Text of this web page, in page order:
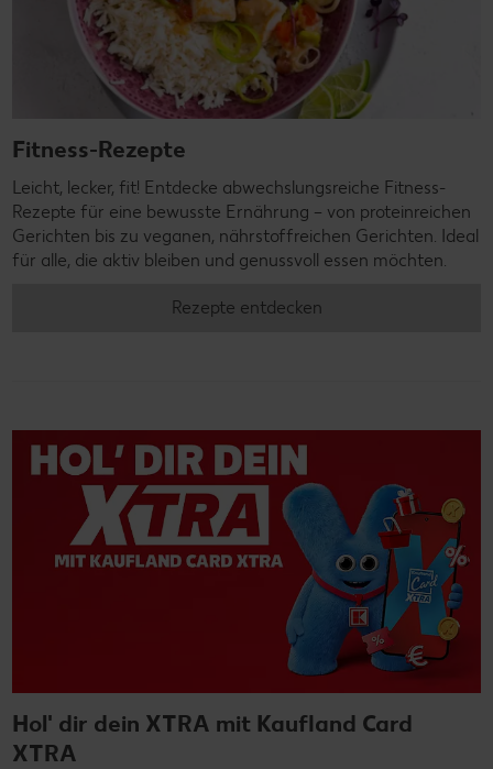
Fitness-Rezepte
Leicht, lecker, fit! Entdecke abwechslungsreiche Fitness-
Rezepte für eine bewusste Ernährung – von proteinreichen
Gerichten bis zu veganen, nährstoffreichen Gerichten. Ideal
für alle, die aktiv bleiben und genussvoll essen möchten.
Rezepte entdecken
Hol' dir dein XTRA mit Kaufland Card
XTRA